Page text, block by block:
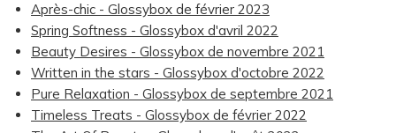
Après-chic - Glossybox de février 2023
Spring Softness - Glossybox d'avril 2022
Beauty Desires - Glossybox de novembre 2021
Written in the stars - Glossybox d'octobre 2022
Pure Relaxation - Glossybox de septembre 2021
Timeless Treats - Glossybox de février 2022